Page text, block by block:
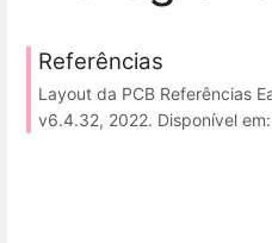
Referências
Layout da PCB Referências
v6.4.32, 2022. Disponível